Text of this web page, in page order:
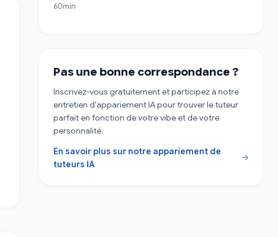
60min
Pas une bonne correspondance ?
Inscrivez-vous gratuitement et participez à notre
entretien d'appariement IA pour trouver le tuteur
parfait en fonction de votre vibe et de votre
personnalité.
En savoir plus sur notre appariement de
tuteurs IA